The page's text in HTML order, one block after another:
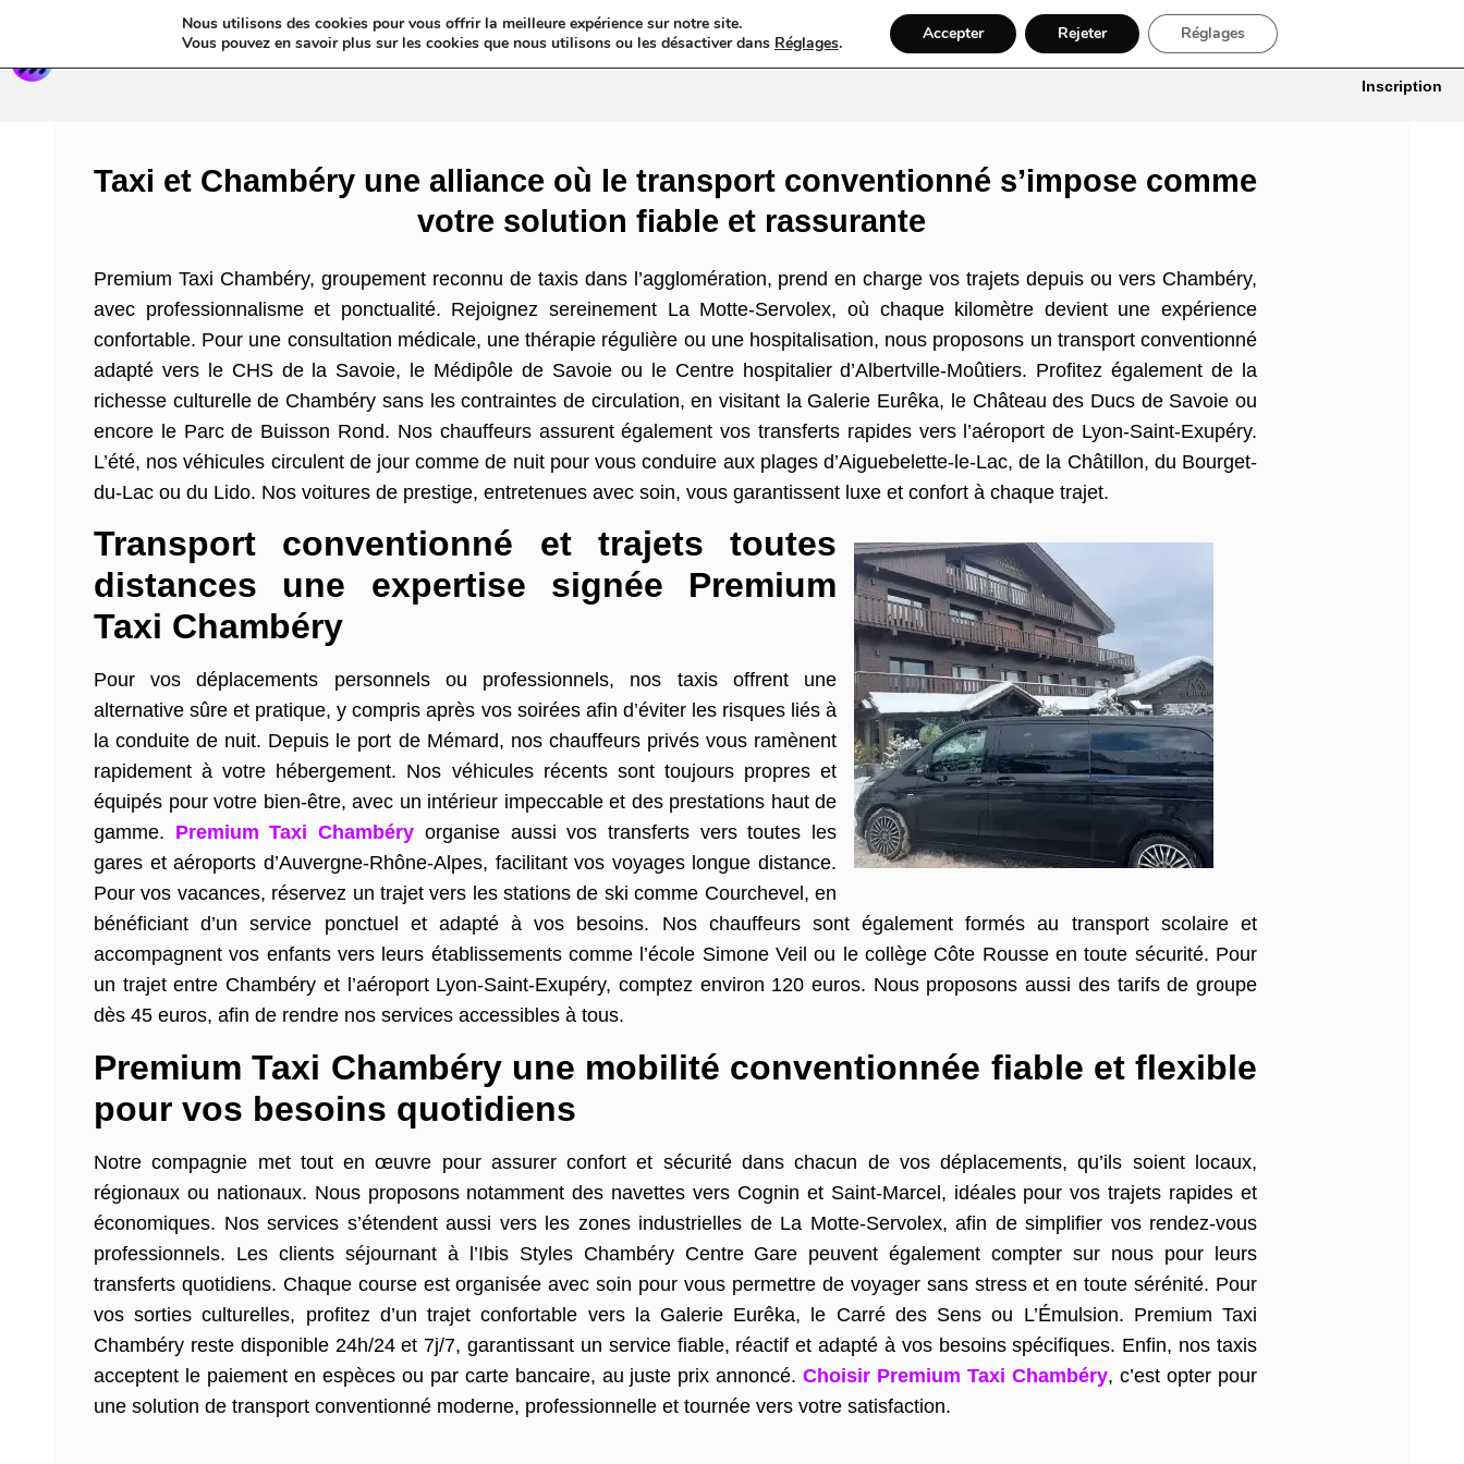
Annuaires & Blogs Web Taxi VTC Ambulance Locations De Voitures Bâtiment, Artisans & Électriciens
Inscription
Taxi et Chambéry une alliance où le transport conventionné s’impose comme
votre solution fiable et rassurante
Premium Taxi Chambéry, groupement reconnu de taxis dans l’agglomération, prend en charge vos trajets depuis ou vers Chambéry,
avec professionnalisme et ponctualité. Rejoignez sereinement La Motte-Servolex, où chaque kilomètre devient une expérience
confortable. Pour une consultation médicale, une thérapie régulière ou une hospitalisation, nous proposons un transport conventionné
adapté vers le CHS de la Savoie, le Médipôle de Savoie ou le Centre hospitalier d’Albertville-Moûtiers. Profitez également de la
richesse culturelle de Chambéry sans les contraintes de circulation, en visitant la Galerie Eurêka, le Château des Ducs de Savoie ou
encore le Parc de Buisson Rond. Nos chauffeurs assurent également vos transferts rapides vers l’aéroport de Lyon-Saint-Exupéry.
L’été, nos véhicules circulent de jour comme de nuit pour vous conduire aux plages d’Aiguebelette-le-Lac, de la Châtillon, du Bourget-
du-Lac ou du Lido. Nos voitures de prestige, entretenues avec soin, vous garantissent luxe et confort à chaque trajet.
Transport conventionné et trajets toutes
distances une expertise signée Premium
Taxi Chambéry
Pour vos déplacements personnels ou professionnels, nos taxis offrent une
alternative sûre et pratique, y compris après vos soirées afin d’éviter les risques liés à
la conduite de nuit. Depuis le port de Mémard, nos chauffeurs privés vous ramènent
rapidement à votre hébergement. Nos véhicules récents sont toujours propres et
équipés pour votre bien-être, avec un intérieur impeccable et des prestations haut de
gamme. Premium Taxi Chambéry organise aussi vos transferts vers toutes les
gares et aéroports d’Auvergne-Rhône-Alpes, facilitant vos voyages longue distance.
Pour vos vacances, réservez un trajet vers les stations de ski comme Courchevel, en
bénéficiant d’un service ponctuel et adapté à vos besoins. Nos chauffeurs sont également formés au transport scolaire et
accompagnent vos enfants vers leurs établissements comme l’école Simone Veil ou le collège Côte Rousse en toute sécurité. Pour
un trajet entre Chambéry et l’aéroport Lyon-Saint-Exupéry, comptez environ 120 euros. Nous proposons aussi des tarifs de groupe
dès 45 euros, afin de rendre nos services accessibles à tous.
Premium Taxi Chambéry une mobilité conventionnée fiable et flexible
pour vos besoins quotidiens
Notre compagnie met tout en œuvre pour assurer confort et sécurité dans chacun de vos déplacements, qu’ils soient locaux,
régionaux ou nationaux. Nous proposons notamment des navettes vers Cognin et Saint-Marcel, idéales pour vos trajets rapides et
économiques. Nos services s’étendent aussi vers les zones industrielles de La Motte-Servolex, afin de simplifier vos rendez-vous
professionnels. Les clients séjournant à l’Ibis Styles Chambéry Centre Gare peuvent également compter sur nous pour leurs
transferts quotidiens. Chaque course est organisée avec soin pour vous permettre de voyager sans stress et en toute sérénité. Pour
vos sorties culturelles, profitez d’un trajet confortable vers la Galerie Eurêka, le Carré des Sens ou L’Émulsion. Premium Taxi
Chambéry reste disponible 24h/24 et 7j/7, garantissant un service fiable, réactif et adapté à vos besoins spécifiques. Enfin, nos taxis
acceptent le paiement en espèces ou par carte bancaire, au juste prix annoncé.Choisir Premium Taxi Chambéry, c’est opter pour
une solution de transport conventionné moderne, professionnelle et tournée vers votre satisfaction.
Nous utilisons des cookies pour vous offrir la meilleure expérience sur notre site.
Vous pouvez en savoir plus sur les cookies que nous utilisons ou les désactiver dans Réglages. Accepter Rejeter Réglages